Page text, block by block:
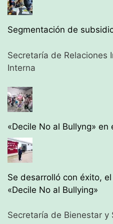
Segmentación de
Secretaría de Relaciones
Interna
«Decile No al Bullyng»
Se desarrolló con éxito,
«Decile No al Bullying»
Secretaría de Bienestar y